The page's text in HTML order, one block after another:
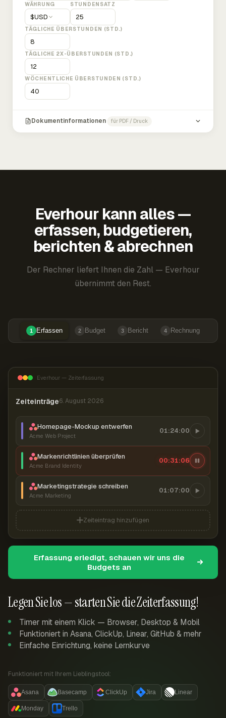
WÄHRUNG
$USD
STUNDENSATZ
TÄGLICHE ÜBERSTUNDEN (STD.)
TÄGLICHE 2X-ÜBERSTUNDEN (STD.)
WÖCHENTLICHE ÜBERSTUNDEN (STD.)
Dokumentinformationen für PDF / Druck
Everhour kann alles —
erfassen, budgetieren,
berichten & abrechnen
Der Rechner liefert Ihnen die Zahl — Everhour
übernimmt den Rest.
1 Erfassen 2 Budget 3 Bericht 4 Rechnung
Legen Sie los — starten Sie die Zeiterfassung!
Timer mit einem Klick — Browser, Desktop & Mobil
Funktioniert in Asana, ClickUp, Linear, GitHub & mehr
Einfache Einrichtung, keine Lernkurve
Funktioniert mit Ihrem Lieblingstool:
Asana Basecamp ClickUp Jira Linear
Monday Trello
Everhour — Zeiterfassung
Zeiteinträge6. August 2026
Homepage-Mockup entwerfen
Acme Web Project
01:24:00
Markenrichtlinien überprüfen
Acme Brand Identity
00:31:07
Marketingstrategie schreiben
Acme Marketing
01:07:00
Zeiteintrag hinzufügen
Erfassung erledigt, schauen wir uns die
Budgets an